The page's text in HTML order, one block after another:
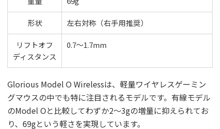
形状 左右対称（右手用推奨）
リフトオフ
ディスタンス
0.7～1.7mm
Glorious Model O Wirelessは、軽量ワイヤレスゲーミン
グマウスの中でも特に注目されるモデルです。有線モデル
のModel Oと比較してわずか2～3gの増量に抑えられてお
り、69gという軽さを実現しています。